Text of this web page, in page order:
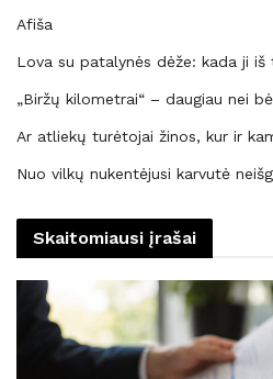
Afiša
Lova su patalynės dėže: kada ji iš
„Biržų kilometrai“ – daugiau nei
Ar atliekų turėtojai žinos, kur ir
Nuo vilkų nukentėjusi karvutė
Skaitomiausi įrašai